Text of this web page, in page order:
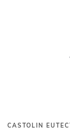
CASTOLIN